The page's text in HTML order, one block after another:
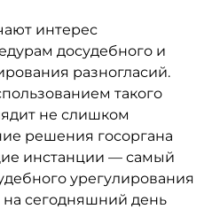
интерес
досудебного и
разногласий.
такого
не слишком
решения госоргана
инстанции — самый
урегулирования
на сегодняшний день